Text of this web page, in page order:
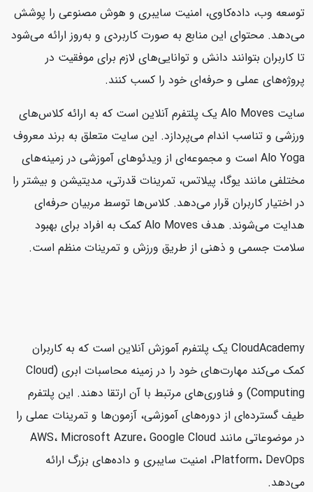
توسعه وب، داده‌کاوی، امنیت سایبری و هوش مصنوعی را پوشش
می‌دهد. محتوای این منابع به صورت کاربردی و به‌روز ارائه می‌شود
تا کاربران بتوانند دانش و توانایی‌های لازم برای موفقیت در
پروژه‌های عملی و حرفه‌ای خود را کسب کنند.
سایت Alo Moves یک پلتفرم آنلاین است که به ارائه کلاس‌های
ورزشی و تناسب اندام می‌پردازد. این سایت متعلق به برند معروف
Alo Yoga است و مجموعه‌ای از ویدئوهای آموزشی در زمینه‌های
مختلفی مانند یوگا، پیلاتس، تمرینات قدرتی، مدیتیشن و بیشتر را
در اختیار کاربران قرار می‌دهد. کلاس‌ها توسط مربیان حرفه‌ای
هدایت می‌شوند. هدف Alo Moves کمک به افراد برای بهبود
سلامت جسمی و ذهنی از طریق ورزش و تمرینات منظم است.
CloudAcademy یک پلتفرم آموزش آنلاین است که به کاربران
کمک می‌کند مهارت‌های خود را در زمینه محاسبات ابری (Cloud
Computing) و فناوری‌های مرتبط با آن ارتقا دهند. این پلتفرم
طیف گسترده‌ای از دوره‌های آموزشی، آزمون‌ها و تمرینات عملی را
در موضوعاتی مانند AWS، Microsoft Azure، Google Cloud
Platform، DevOps، امنیت سایبری و داده‌های بزرگ ارائه
می‌دهد.